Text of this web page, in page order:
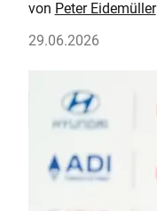
Peter Eidemüller
29.06.2026